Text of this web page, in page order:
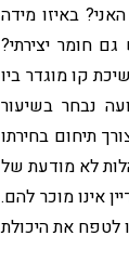
באיזו מידה
חומר יצירתי?
קו מוגדר ביו
נבחר בשיעור
תיחום בחירתו
לא מודעת של
אינו מוכר להם.
לטפח את היכולת